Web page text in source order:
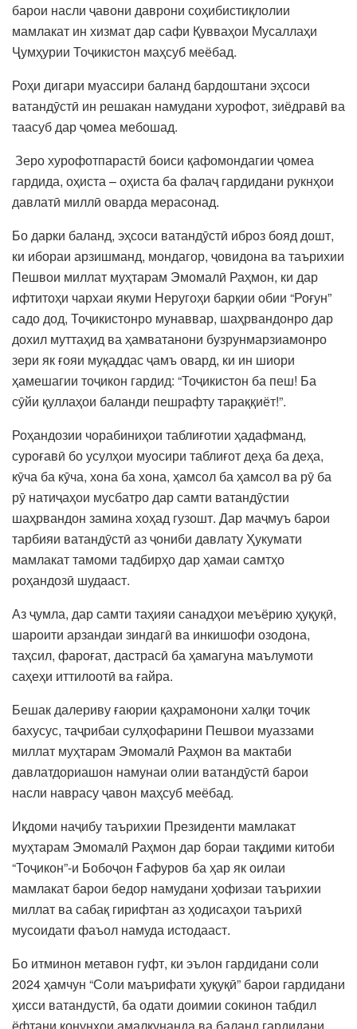
барои насли ҷавони даврони соҳибистиқлолии
мамлакат ин хизмат дар сафи Қувваҳои Мусаллаҳи
Ҷумҳурии Тоҷикистон маҳсуб меёбад.
Роҳи дигари муассири баланд бардоштани эҳсоси
ватандӯстӣ ин решакан намудани хурофот, зиёдравӣ ва
таасуб дар ҷомеа мебошад.
Зеро хурофотпарастӣ боиси қафомондагии ҷомеа
гардида, оҳиста – оҳиста ба фалаҷ гардидани рукнҳои
давлатӣ миллӣ оварда мерасонад.
Бо дарки баланд, эҳсоси ватандӯстӣ иброз бояд дошт,
ки ибораи арзишманд, мондагор, ҷовидона ва таърихии
Пешвои миллат муҳтарам Эмомалӣ Раҳмон, ки дар
ифтитоҳи чархаи якуми Неругоҳи барқии обии “Роғун”
садо дод, Тоҷикистонро мунаввар, шаҳрвандонро дар
дохил муттаҳид ва ҳамватанони бузрунмарзиамонро
зери як ғояи муқаддас ҷамъ овард, ки ин шиори
ҳамешагии тоҷикон гардид: “Тоҷикистон ба пеш! Ба
сӯйи қуллаҳои баланди пешрафту тараққиёт!”.
Роҳандозии чорабиниҳои таблиғотии ҳадафманд,
суроғавӣ бо усулҳои муосири таблиғот деҳа ба деҳа,
кӯча ба кӯча, хона ба хона, ҳамсол ба ҳамсол ва рӯ ба
рӯ натиҷаҳои мусбатро дар самти ватандӯстии
шаҳрвандон замина хоҳад гузошт. Дар маҷмуъ барои
тарбияи ватандӯстӣ аз ҷониби давлату Ҳукумати
мамлакат тамоми тадбирҳо дар ҳамаи самтҳо
роҳандозӣ шудааст.
Аз ҷумла, дар самти таҳияи санадҳои меъёрию ҳуқуқӣ,
шароити арзандаи зиндагӣ ва инкишофи озодона,
таҳсил, фароғат, дастрасӣ ба ҳамагуна маълумоти
саҳеҳи иттилоотӣ ва ғайра.
Бешак далериву ғаюрии қаҳрамонони халқи тоҷик
бахусус, таҷрибаи сулҳофарини Пешвои муаззами
миллат муҳтарам Эмомалӣ Раҳмон ва мактаби
давлатдориашон намунаи олии ватандӯстӣ барои
насли наврасу ҷавон маҳсуб меёбад.
Иқдоми наҷибу таърихии Президенти мамлакат
муҳтарам Эмомалӣ Раҳмон дар бораи тақдими китоби
“Тоҷикон”-и Бобоҷон Ғафуров ба ҳар як оилаи
мамлакат барои бедор намудани ҳофизаи таърихии
миллат ва сабақ гирифтан аз ҳодисаҳои таърихӣ
мусоидати фаъол намуда истодааст.
Бо итминон метавон гуфт, ки эълон гардидани соли
2024 ҳамчун “Соли маърифати ҳуқуқӣ” барои гардидани
ҳисси ватандустӣ, ба одати доимии сокинон табдил